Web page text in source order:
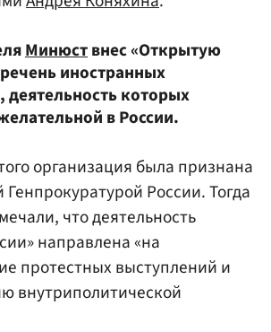
Минюствнес «Открытую
иностранных
деятельность которых
в России.
организация была признана
России. Тогда
что деятельность
направлена «на
протестных выступлений и
внутриполитической